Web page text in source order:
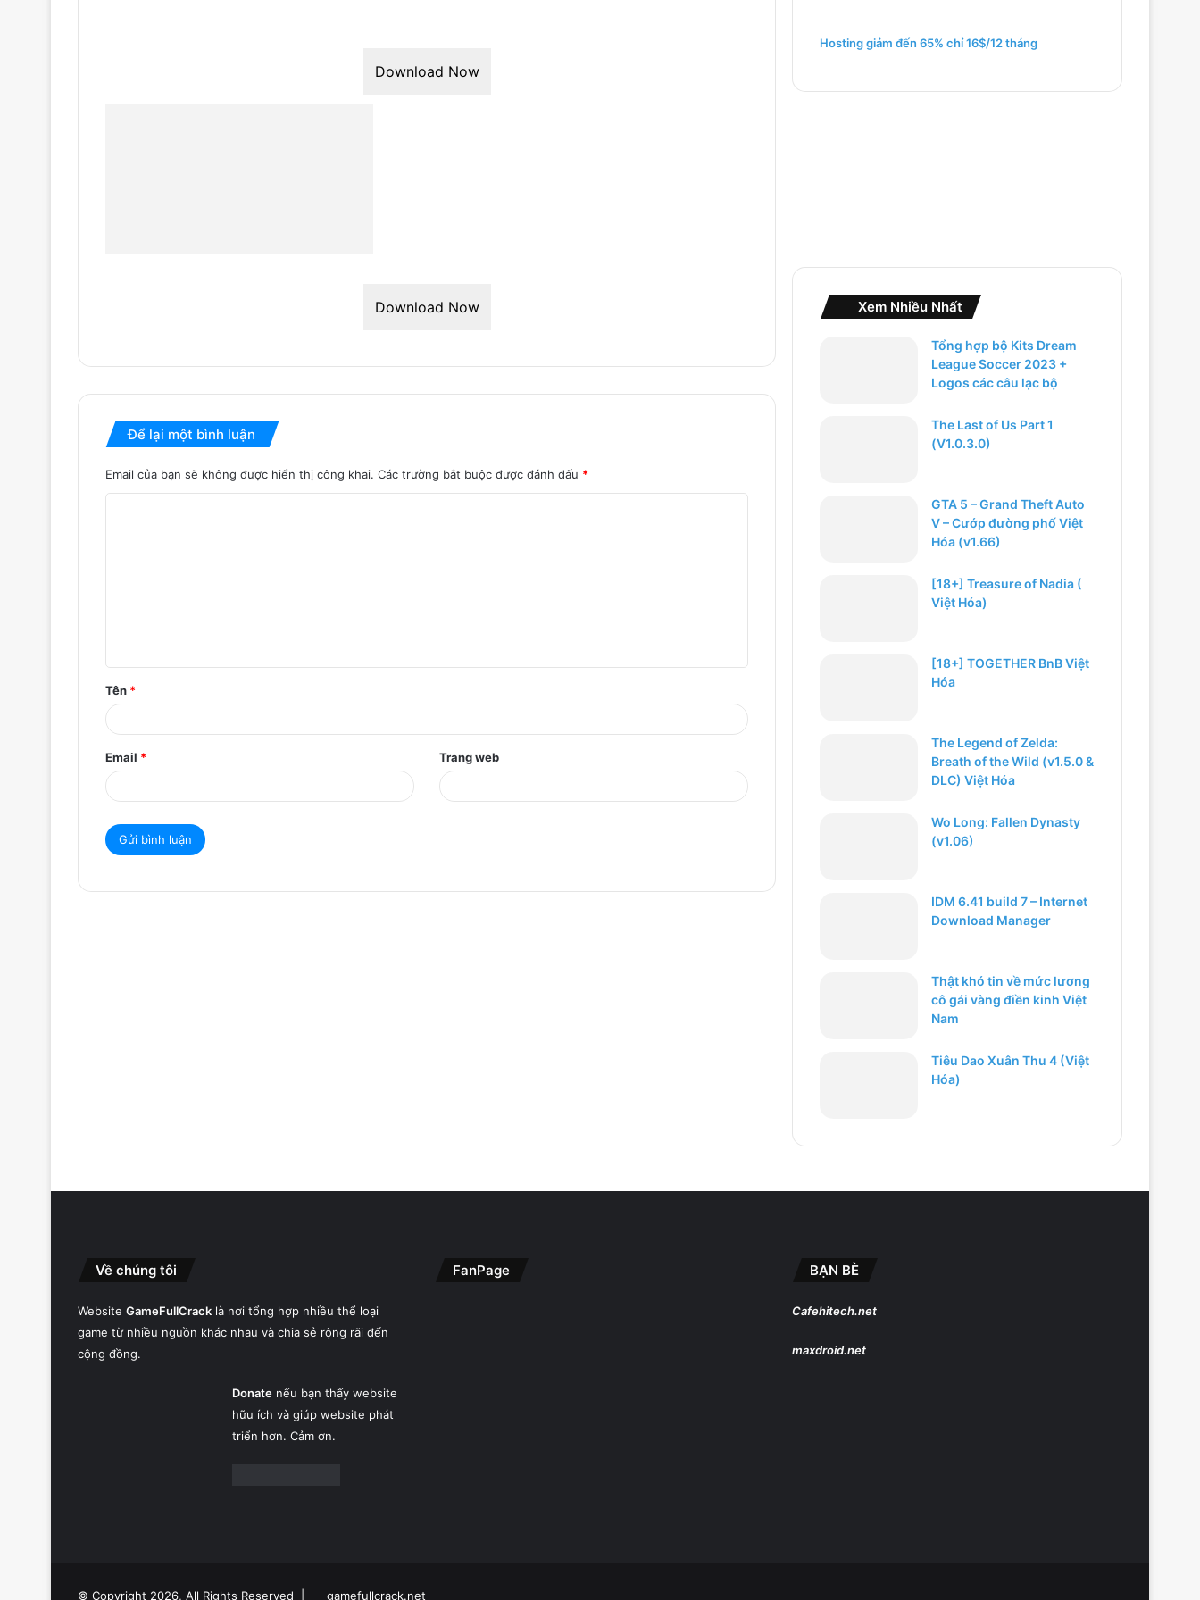
Download Now
Download Now
Để lại một bình luận
Email của bạn sẽ không được hiển thị công khai. Các trường bắt buộc được đánh dấu *
ậ
n
*
Tên *
Email * Trang web
h
Hosting giảm đến 65% chỉ 16$/12 tháng
Xem Nhiều Nhất
Tổng hợp bộ Kits Dream
League Soccer 2023 +
Logos các câu lạc bộ
The Last of Us Part 1
(V1.0.3.0)
GTA 5 – Grand Theft Auto
V – Cướp đường phố Việt
Hóa (v1.66)
[18+] Treasure of Nadia (
Việt Hóa)
[18+] TOGETHER BnB Việt
Hóa
The Legend of Zelda:
Breath of the Wild (v1.5.0 &
DLC) Việt Hóa
Wo Long: Fallen Dynasty
(v1.06)
IDM 6.41 build 7 – Internet
Download Manager
Thật khó tin về mức lương
cô gái vàng điền kinh Việt
Nam
Tiêu Dao Xuân Thu 4 (Việt
Hóa)
Về chúng tôi
Website GameFullCrack là nơi tổng hợp nhiều thể loại
game từ nhiều nguồn khác nhau và chia sẻ rộng rãi đến
cộng đồng.
Donatenếu bạn thấy website
hữu ích và giúp website phát
triển hơn. Cảm ơn.
FanPage BẠN BÈ
Cafehitech.net
maxdroid.net
© Copyright 2026, All Rights Reserved | gamefullcrack.net